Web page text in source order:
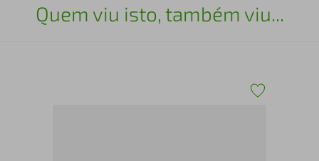
Quem viu isto, também viu...